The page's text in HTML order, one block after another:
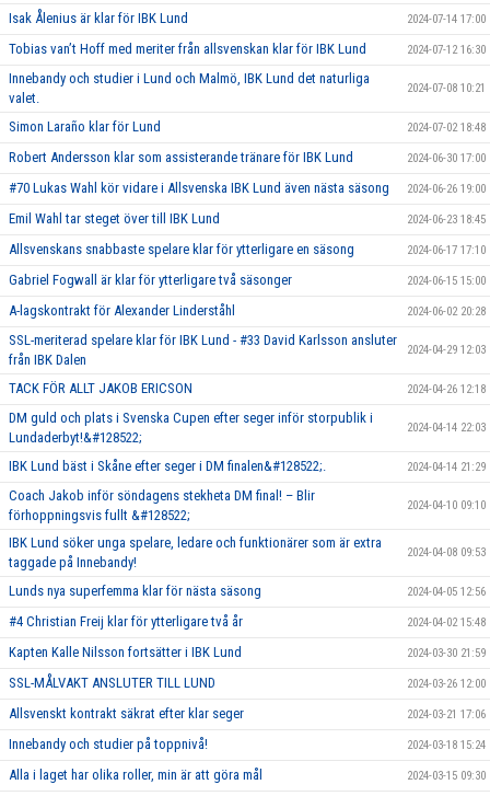
Isak Ålenius är klar för IBK Lund 2024-07-14 17:00
Tobias van’t Hoff med meriter från allsvenskan klar för IBK Lund 2024-07-12 16:30
Innebandy och studier i Lund och Malmö, IBK Lund det naturliga
valet.
2024-07-08 10:21
Simon Laraño klar för Lund 2024-07-02 18:48
Robert Andersson klar som assisterande tränare för IBK Lund 2024-06-30 17:00
#70 Lukas Wahl kör vidare i Allsvenska IBK Lund även nästa säsong 2024-06-26 19:00
Emil Wahl tar steget över till IBK Lund 2024-06-23 18:45
Allsvenskans snabbaste spelare klar för ytterligare en säsong 2024-06-17 17:10
Gabriel Fogwall är klar för ytterligare två säsonger 2024-06-15 15:00
A-lagskontrakt för Alexander Linderståhl 2024-06-02 20:28
SSL-meriterad spelare klar för IBK Lund - #33 David Karlsson ansluter
från IBK Dalen
2024-04-29 12:03
TACK FÖR ALLT JAKOB ERICSON 2024-04-26 12:18
DM guld och plats i Svenska Cupen efter seger inför storpublik i
Lundaderbyt!&#128522;
2024-04-14 22:03
IBK Lund bäst i Skåne efter seger i DM finalen&#128522;. 2024-04-14 21:29
Coach Jakob inför söndagens stekheta DM final! – Blir
förhoppningsvis fullt &#128522;
2024-04-10 09:10
IBK Lund söker unga spelare, ledare och funktionärer som är extra
taggade på Innebandy!
2024-04-08 09:53
Lunds nya superfemma klar för nästa säsong 2024-04-05 12:56
#4 Christian Freij klar för ytterligare två år 2024-04-02 15:48
Kapten Kalle Nilsson fortsätter i IBK Lund 2024-03-30 21:59
SSL-MÅLVAKT ANSLUTER TILL LUND 2024-03-26 12:00
Allsvenskt kontrakt säkrat efter klar seger 2024-03-21 17:06
Innebandy och studier på toppnivå! 2024-03-18 15:24
Alla i laget har olika roller, min är att göra mål 2024-03-15 09:30